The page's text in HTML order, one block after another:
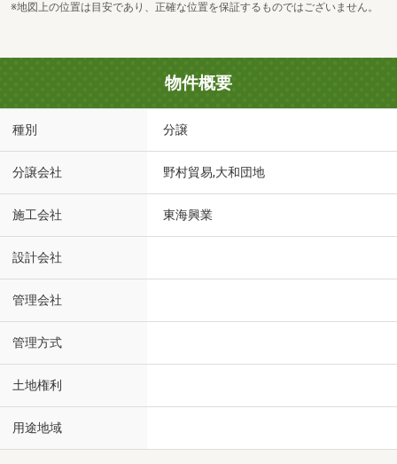
※地図上の位置は目安であり、正確な位置を保証するものではございません。
物件概要
種別 分譲
分譲会社 野村貿易,大和団地
施工会社 東海興業
設計会社
管理会社
管理方式
土地権利
用途地域